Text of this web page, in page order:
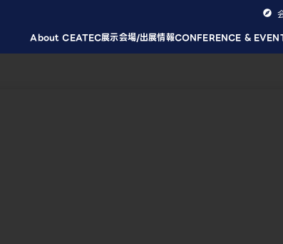
About CEATEC展示会場/出展情報CONFERENCE &